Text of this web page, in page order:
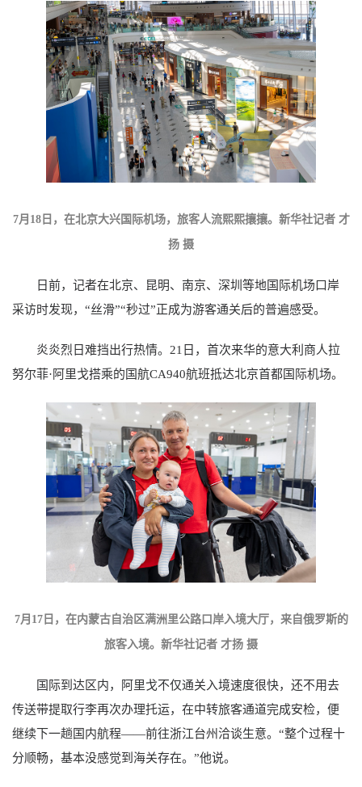
7月18日，在北京大兴国际机场，旅客人流熙熙攘攘。新华社记者 才
扬 摄
日前，记者在北京、昆明、南京、深圳等地国际机场口岸
采访时发现，“丝滑”“秒过”正成为游客通关后的普遍感受。
炎炎烈日难挡出行热情。21日，首次来华的意大利商人拉
努尔菲·阿里戈搭乘的国航CA940航班抵达北京首都国际机场。
7月17日，在内蒙古自治区满洲里公路口岸入境大厅，来自俄罗斯的
旅客入境。新华社记者 才扬 摄
国际到达区内，阿里戈不仅通关入境速度很快，还不用去
传送带提取行李再次办理托运，在中转旅客通道完成安检，便
继续下一趟国内航程——前往浙江台州洽谈生意。“整个过程十
分顺畅，基本没感觉到海关存在。”他说。